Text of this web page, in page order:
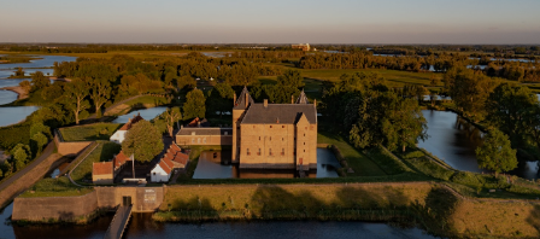
NL EN DE
Steun ons